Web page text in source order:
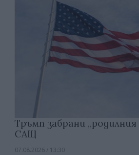
Тръмп забрани
САЩ
07.08.2026 / 13:30